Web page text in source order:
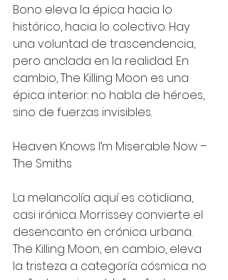
Bono eleva la épica hacia lo
histórico, hacia lo colectivo. Hay
una voluntad de trascendencia,
pero anclada en la realidad. En
cambio, The Killing Moon es una
épica interior: no habla de héroes,
sino de fuerzas invisibles.
Heaven Knows I’m Miserable Now –
The Smiths
La melancolía aquí es cotidiana,
casi irónica. Morrissey convierte el
desencanto en crónica urbana.
The Killing Moon, en cambio, eleva
la tristeza a categoría cósmica: no